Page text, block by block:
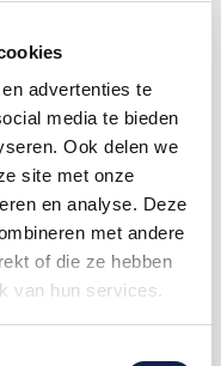
advertenties te
media te bieden
Ook delen we
site met onze
en analyse. Deze
met andere
of die ze hebben
van hun services.
€ 19,36
€ 43,56
€ 84,70
€ 193,60
€ 435,60
€ 968,00